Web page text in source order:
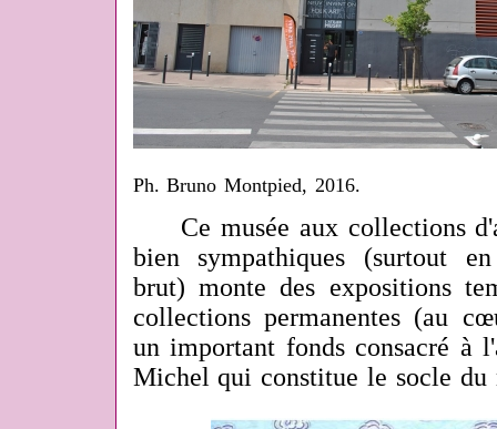
Ph. Bruno Montpied, 2016.
Ce musée aux collections
bien sympathiques (surtout
brut) monte des expositions
collections permanentes (au
un important fonds consacré à
Michel qui constitue le socle du